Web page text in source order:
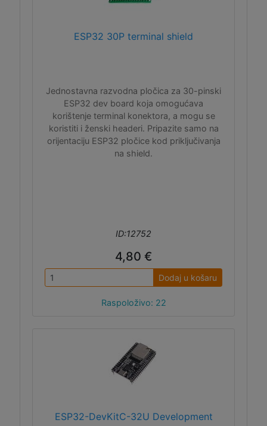
ESP32 30P terminal shield
Jednostavna razvodna pločica za 30-pinski
ESP32 dev board koja omogućava
korištenje terminal konektora, a mogu se
koristiti i ženski headeri. Pripazite samo na
orijentaciju ESP32 pločice kod priključivanja
na shield.
ID:12752
4,80 €
Dodaj u košaru
Raspoloživo: 22
ESP32-DevKitC-32U Development